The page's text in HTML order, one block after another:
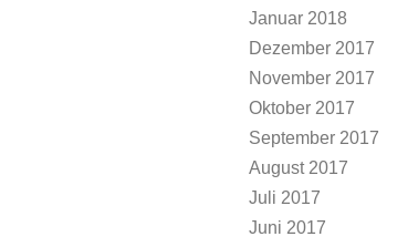
Januar 2018
Dezember 2017
November 2017
Oktober 2017
September 2017
August 2017
Juli 2017
Juni 2017